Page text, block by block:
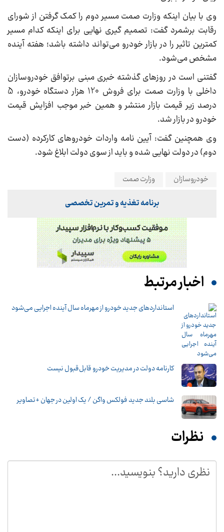
وی با بیان اینکه وزارت صمت مسیر دوم را کمک گرفتن از شورای
رقابت برشمرد گفت: تصمیم گیری نهایی برای اینکه کدام مسیر
کمترین تاثیر را در بازار خودرو می‌تواند داشته باشد؛ هفته آینده
مشخص می‌شود.
گفتنی است در روز‌های گذشته خبری مبنی برتوافق خودروسازان
داخلی با وزارت صمت برای فروش 120 هزار دستگاه خودرو، 5
درصد زیر قیمت بازار منتشر و همین خبر موجب افزایش قیمت
خودرو در بازار شد.
وی همچنین گفت: آیین نامه واردات خودرو‌های کارکرده (دست
دوم) در دولت نهایی شده و باید از سوی دولت ابلاغ شود.
خودروسازان وزارت صمت
برنامه تغذیه و تمرین تخصصی
اخبار مرتبط
استانداردهای جدید خودرو از مهرماه سال آینده اجرایی می‌شود
کارنامه دولت در مدیریت خودرو قابل‌قبول نیست
شاسی بلند جدید فولکس واگن / یک اولین در جهان +تصاویر
نظرات